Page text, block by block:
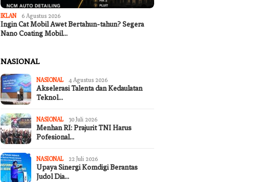
IKLAN 6 Agustus 2026
Ingin Cat Mobil Awet Bertahun-tahun? Segera
Nano Coating Mobil…
NASIONAL
NASIONAL 4 Agustus 2026
Akselerasi Talenta dan Kedaulatan
Teknol…
NASIONAL 30 Juli 2026
Menhan RI: Prajurit TNI Harus
Pofesional…
NASIONAL 22 Juli 2026
Upaya Sinergi Komdigi Berantas
Judol Dia…